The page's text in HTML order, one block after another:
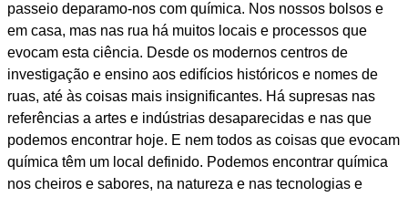
passeio deparamo-nos com química. Nos nossos bolsos e
em casa, mas nas rua há muitos locais e processos que
evocam esta ciência. Desde os modernos centros de
investigação e ensino aos edifícios históricos e nomes de
ruas, até às coisas mais insignificantes. Há supresas nas
referências a artes e indústrias desaparecidas e nas que
podemos encontrar hoje. E nem todos as coisas que evocam
química têm um local definido. Podemos encontrar química
nos cheiros e sabores, na natureza e nas tecnologias e